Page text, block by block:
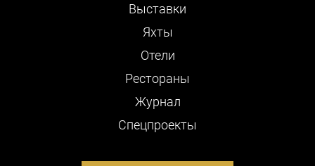
Выставки
Яхты
Отели
Рестораны
Журнал
Cпецпроекты